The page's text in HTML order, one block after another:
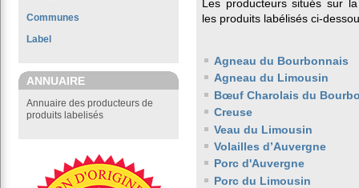
Communes
Label
ANNUAIRE
Annuaire des producteurs de
produits labelisés
Les producteurs situés sur
les produits labélisés ci-
Agneau du Bourbonnais
Agneau du Limousin
Bœuf Charolais du
Creuse
Veau du Limousin
Volailles d’Auvergne
Porc d'Auvergne
Porc du Limousin